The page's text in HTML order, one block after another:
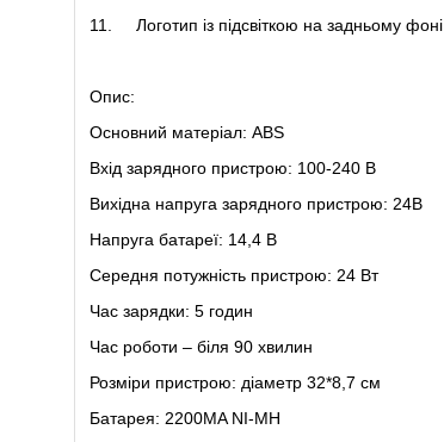
11.
Логотип із підсвіткою на задньому фоні
Опис:
Основний матеріал: ABS
Вхід зарядного пристрою: 100-240 В
Вихідна напруга зарядного пристрою: 24В
Напруга батареї: 14,4 В
Середня потужність пристрою: 24 Вт
Час зарядки: 5 годин
Час роботи – біля 90 хвилин
Розміри пристрою: діаметр 32*8,7 см
Батарея: 2200MA NI-MH